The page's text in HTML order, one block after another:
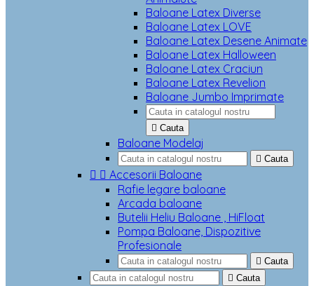
Baloane Latex Diverse
Baloane Latex LOVE
Baloane Latex Desene Animate
Baloane Latex Halloween
Baloane Latex Craciun
Baloane Latex Revelion
Baloane Jumbo Imprimate
 Cauta
Baloane Modelaj
 Cauta
  Accesorii Baloane
Rafie legare baloane
Arcada baloane
Butelii Heliu Baloane , HiFloat
Pompa Baloane, Dispozitive
Profesionale
 Cauta
 Cauta